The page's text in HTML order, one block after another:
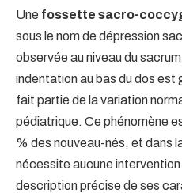
Une fossette sacro-
sous le nom de dépression
observée au niveau du
indentation au bas du dos
fait partie de la variation
pédiatrique. Ce phénomène
% des nouveau-nés, et dans
nécessite aucune
description précise de ses